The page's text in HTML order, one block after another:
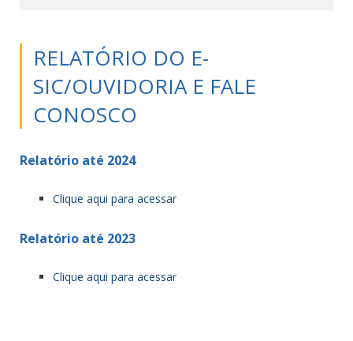
RELATÓRIO DO E-
SIC/OUVIDORIA E FALE
CONOSCO
Relatório até 2024
Clique aqui para acessar
Relatório até 2023
Clique aqui para acessar